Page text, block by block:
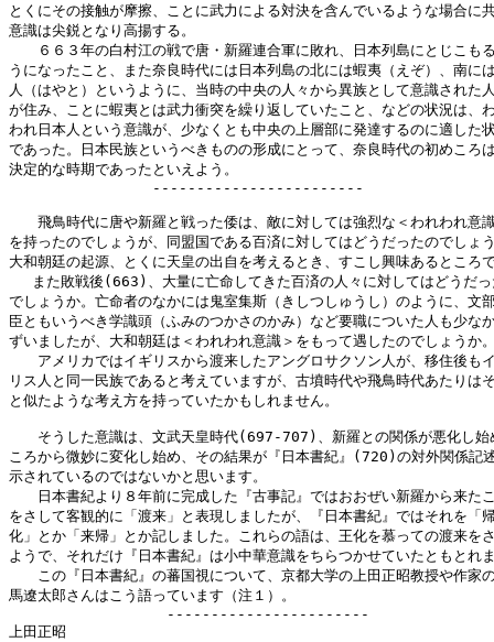
とくにその接触が摩擦、ことに武力による対決を含んでいるような場合に
意識は尖鋭となり高揚する。
６６３年の白村江の戦で唐・新羅連合軍に敗れ、日本列島にとじこも
うになったこと、また奈良時代には日本列島の北には蝦夷（えぞ）、南に
人（はやと）というように、当時の中央の人々から異族として意識された
が住み、ことに蝦夷とは武力衝突を繰り返していたこと、などの状況は、
われ日本人という意識が、少なくとも中央の上層部に発達するのに適した
であった。日本民族というべきものの形成にとって、奈良時代の初めころ
決定的な時期であったといえよう。
------------------------
飛鳥時代に唐や新羅と戦った倭は、敵に対しては強烈な＜われわれ意
を持ったのでしょうが、同盟国である百済に対してはどうだったのでしょ
大和朝廷の起源、とくに天皇の出自を考えるとき、すこし興味あるところ
また敗戦後(663)、大量に亡命してきた百済の人々に対してはどうだっ
でしょうか。亡命者のなかには鬼室集斯（きしつしゅうし）のように、文
臣ともいうべき学識頭（ふみのつかさのかみ）など要職についた人も少な
ずいましたが、大和朝廷は＜われわれ意識＞をもって遇したのでしょうか
アメリカではイギリスから渡来したアングロサクソン人が、移住後も
リス人と同一民族であると考えていますが、古墳時代や飛鳥時代あたりは
と似たような考え方を持っていたかもしれません。
そうした意識は、文武天皇時代(697-707)、新羅との関係が悪化し始
ころから微妙に変化し始め、その結果が『日本書紀』(720)の対外関係記
示されているのではないかと思います。
日本書紀より８年前に完成した『古事記』ではおおぜい新羅から来た
をさして客観的に「渡来」と表現しましたが、『日本書紀』ではそれを「
化」とか「来帰」とか記しました。これらの語は、王化を慕っての渡来を
ようで、それだけ『日本書紀』は小中華意識をちらつかせていたともとれ
この『日本書紀』の蕃国視について、京都大学の上田正昭教授や作家
馬遼太郎さんはこう語っています（注１）。
-----------------------
上田正昭